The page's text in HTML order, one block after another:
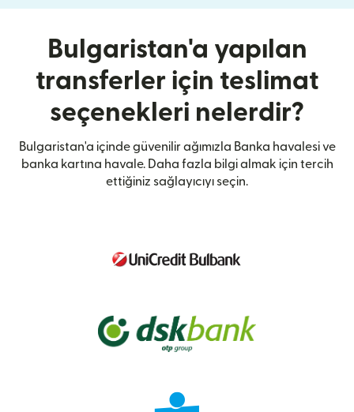
Bulgaristan'a yapılan
transferler için teslimat
seçenekleri nelerdir?
Bulgaristan'a içinde güvenilir ağımızla Banka havalesi ve
banka kartına havale. Daha fazla bilgi almak için tercih
ettiğiniz sağlayıcıyı seçin.